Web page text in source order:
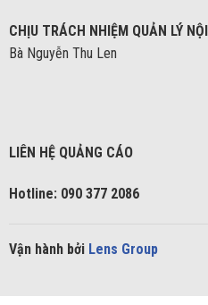
CHỊU TRÁCH NHIỆM QUẢN LÝ
Bà Nguyễn Thu Len
LIÊN HỆ QUẢNG CÁO
Hotline: 090 377 2086
Vận hành bởi Lens Group